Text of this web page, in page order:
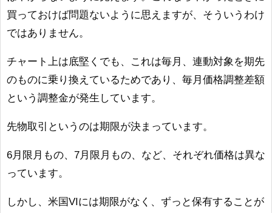
買っておけば問題ないように思えますが、そういうわけ
ではありません。
チャート上は底堅くでも、これは毎月、連動対象を期先
のものに乗り換えているためであり、毎月価格調整差額
という調整金が発生しています。
先物取引というのは期限が決まっています。
6月限月もの、7月限月もの、など、それぞれ価格は異な
っています。
しかし、米国VIには期限がなく、ずっと保有することが